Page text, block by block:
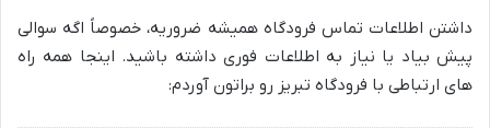
داشتن اطلاعات تماس فرودگاه همیشه ضروریه، خصوصاً اگه سوالی
پیش بیاد یا نیاز به اطلاعات فوری داشته باشید. اینجا همه راه
های ارتباطی با فرودگاه تبریز رو براتون آوردم: